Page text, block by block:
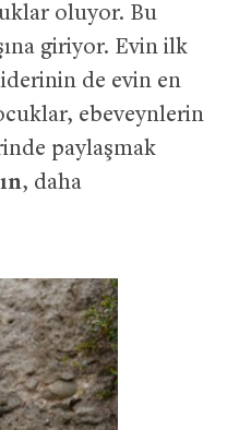
oluyor. Bu
giriyor. Evin ilk
de evin en
ebeveynlerin
paylaşmak
, daha